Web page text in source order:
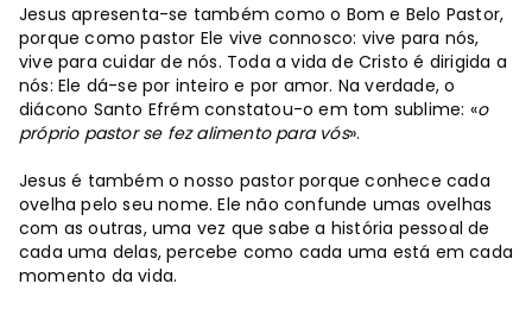
Jesus apresenta-se também como o Bom e Belo Pastor,
porque como pastor Ele vive connosco: vive para nós,
vive para cuidar de nós. Toda a vida de Cristo é dirigida a
nós: Ele dá-se por inteiro e por amor. Na verdade, o
diácono Santo Efrém constatou-o em tom sublime: «o
próprio pastor se fez alimento para vós».
Jesus é também o nosso pastor porque conhece cada
ovelha pelo seu nome. Ele não confunde umas ovelhas
com as outras, uma vez que sabe a história pessoal de
cada uma delas, percebe como cada uma está em cada
momento da vida.